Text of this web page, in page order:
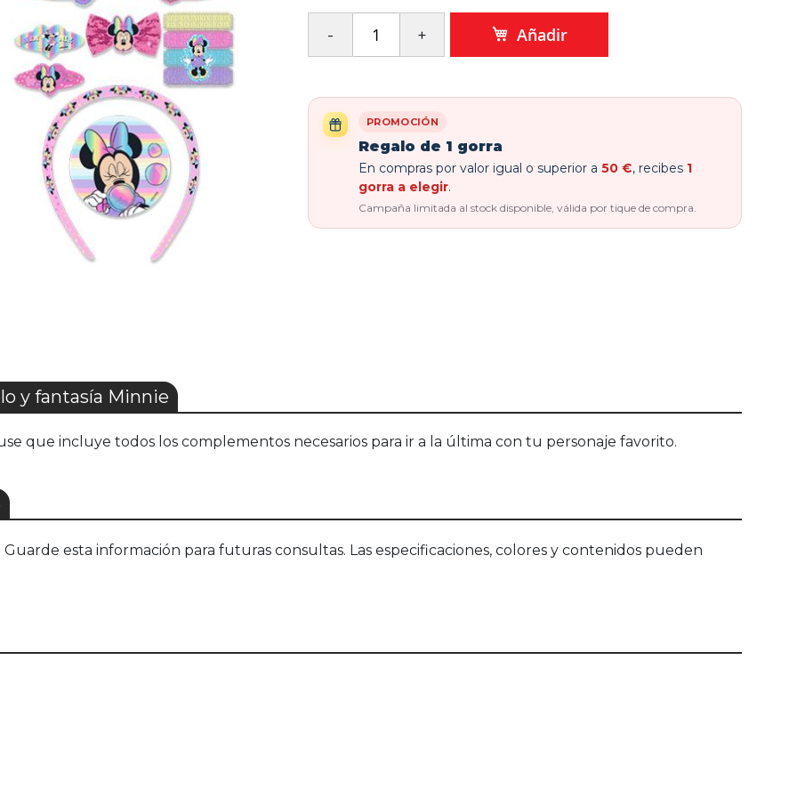
Añadir
PROMOCIÓN
Regalo de 1 gorra
En compras por valor igual o superior a 50 €, recibes 1
gorra a elegir.
Campaña limitada al stock disponible, válida por tique de compra.
y fantasía Minnie
que incluye todos los complementos necesarios para ir a la última con tu personaje favorito.
esta información para futuras consultas. Las especificaciones, colores y contenidos pueden